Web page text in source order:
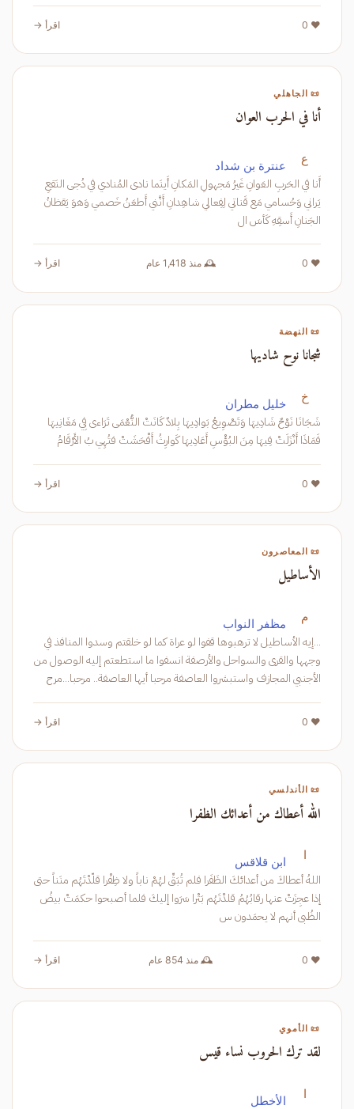
❤️ 0 اقرأ →
📜 الجاهلي
أنا في الحرب العوان
ع عنترة بن شداد
أَنا في الحَربِ العَوانِ غَيرُ مَجهولِ المَكانِ أَينَما نادى المُنادي في دُجى النَقعِ
يَراني وَحُسامي مَع قَناتي لِفِعالي شاهِدانِ أَنَّني أَطعَنُ خَصمي وَهوَ يَقظانُ
الجَنانِ أَسقِهِ كَأسَ ال
❤️ 0 🕰️ منذ 1,418 عام اقرأ →
📜 النهضة
شجانا نوح شاديها
خ خليل مطران
شَجَانَا نَوْحٌ شَادِيهَا وَتَصْوِيعُ بَوادِيهَا بِلادٌ كَانَتْ النُّعْمَى تَرَاءى فِي مَغَانِيهَا
فَمَاذَا أَنْزَلَتْ فِيهَا مِنَ البُؤْسِ أَعَادِيهَا كَوارِثُ أَفْحَشَتْ فتُهِي بُ الأَرْقَامُ
❤️ 0 اقرأ →
📜 المعاصرون
الأساطيل
م مظفر النواب
...إيه الأساطيل لا ترهبوها قفوا لو عراة كما لو خلقتم وسدوا المنافذ في
وجهها والقرى والسواحل والأرصفة انسفوا ما استطعتم إليه الوصول من
الأجنبي المجازف واستبشروا العاصفة مرحبا أيها العاصفة.. مرحبا...مرح
❤️ 0 اقرأ →
📜 الأندلسي
الله أعطاك من أعدائك الظفرا
ا ابن قلاقس
اللهُ أعطاكَ من أعدائكَ الظَفَرا فلم تُبَقِّ لهُمْ ناباً ولا ظِفْرا قلّدْتَهُم منَناً حتى
إذا عجِزَتْ عنها رقابُهُمُ قلدْتَهُم بَتْرا سَرَوا إليكَ فلما أصبحوا حكمَتْ بيضُ
الظُبى أنهم لا يحمَدون س
❤️ 0 🕰️ منذ 854 عام اقرأ →
📜 الأموي
لقد ترك الحروب نساء قيس
ا الأخطل